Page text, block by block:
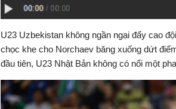
U23 Uzbekistan không ngần ngại đẩy cao
chọc khe cho Norchaev băng xuống dứt
đầu tiên, U23 Nhật Bản không có nổi một